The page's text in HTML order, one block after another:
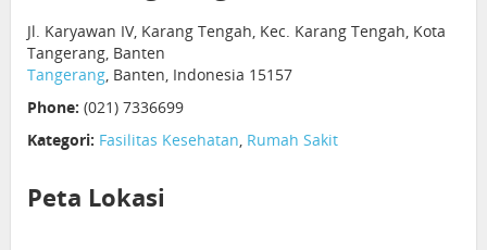
Jl. Karyawan IV, Karang Tengah, Kec. Karang Tengah, Kota
Tangerang, Banten
Tangerang, Banten, Indonesia 15157
Phone: (021) 7336699
Kategori: Fasilitas Kesehatan, Rumah Sakit
Peta Lokasi